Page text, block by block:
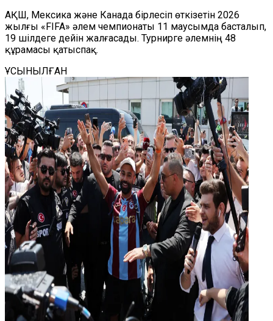
АҚШ, Мексика және Канада бірлесіп өткізетін 2026
жылғы «FIFA» әлем чемпионаты 11 маусымда басталып,
19 шілдеге дейін жалғасады. Турнирге әлемнің 48
құрамасы қатыспақ.
ҰСЫНЫЛҒАН